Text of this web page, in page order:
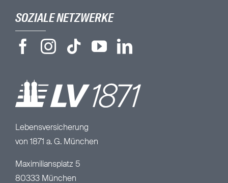
SOZIALE NETZWERKE
Lebensversicherung
von 1871 a. G. München
Maximiliansplatz 5
80333 München